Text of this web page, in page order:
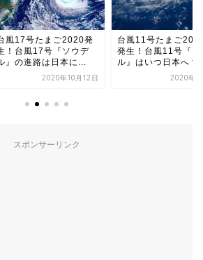
風17号たまご2020発
！台風17号『ソウデ
』の進路は日本に...
2020年10月12日
台風11号たまご
発生！台風11号『ノ
ル』はいつ日本へ？
2020年9
スポンサーリンク